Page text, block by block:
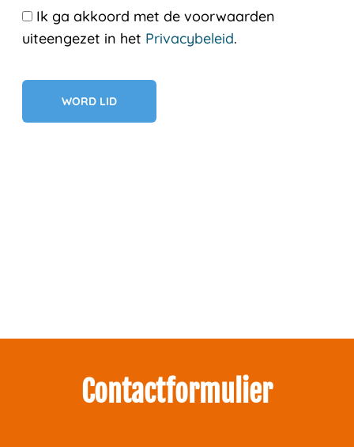
Ik ga akkoord met de voorwaarden
uiteengezet in het Privacybeleid.
Geen val
Contactformulier